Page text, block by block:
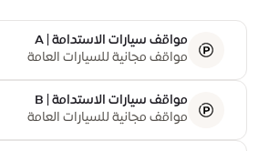
مواقف سيارات الاستدامة | A
مواقف مجانية للسيارات العامة
مواقف سيارات الاستدامة | B
مواقف مجانية للسيارات العامة